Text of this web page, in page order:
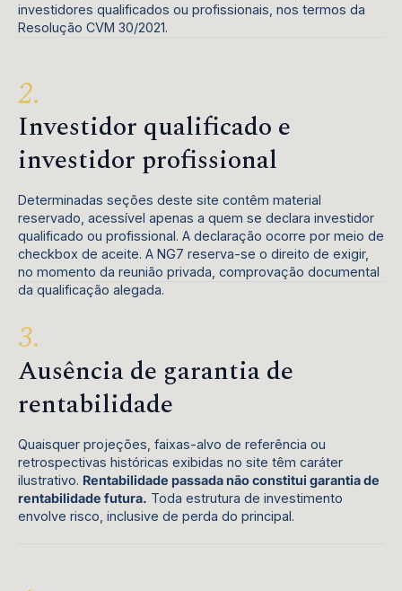
investidores qualificados ou profissionais, nos termos da
Resolução CVM 30/2021.
Investidor qualificado e
investidor profissional
Determinadas seções deste site contêm material
reservado, acessível apenas a quem se declara investidor
qualificado ou profissional. A declaração ocorre por meio de
checkbox de aceite. A NG7 reserva-se o direito de exigir,
no momento da reunião privada, comprovação documental
da qualificação alegada.
Ausência de garantia de
rentabilidade
Quaisquer projeções, faixas-alvo de referência ou
retrospectivas históricas exibidas no site têm caráter
ilustrativo. Rentabilidade passada não constitui garantia de
rentabilidade futura. Toda estrutura de investimento
envolve risco, inclusive de perda do principal.